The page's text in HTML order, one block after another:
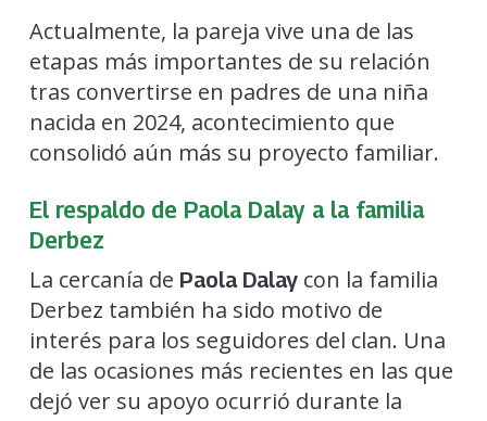
Actualmente, la pareja vive una de las
etapas más importantes de su relación
tras convertirse en padres de una niña
nacida en 2024, acontecimiento que
consolidó aún más su proyecto familiar.
El respaldo de Paola Dalay a la familia
Derbez
La cercanía de Paola Dalaycon la familia
Derbez también ha sido motivo de
interés para los seguidores del clan. Una
de las ocasiones más recientes en las que
dejó ver su apoyo ocurrió durante la